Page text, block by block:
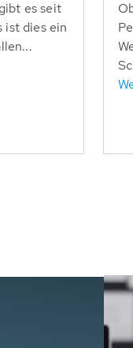
es seit
ist dies ein